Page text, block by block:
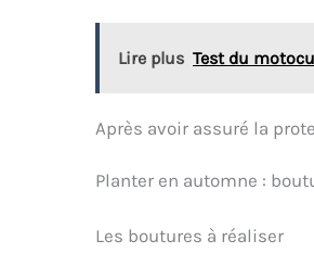
Lire plus Test du
Après avoir assuré la
Planter en automne :
Les boutures à réaliser